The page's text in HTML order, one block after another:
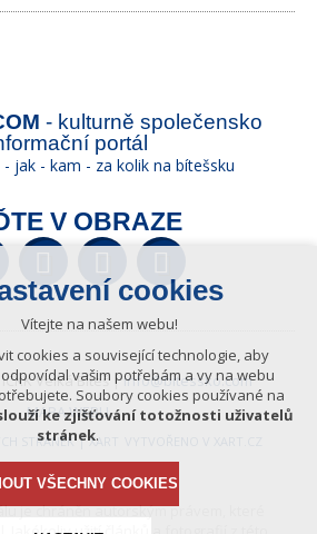
- kulturně společensko
portál
jak - kam - za kolik na bítešsku
V OBRAZE
Velká Bíteš |info@bitessko.com
MAPA WEBU
je chráněn autorským právem, které
cookies
Vítejte na našem webu!
cookies a související technologie, aby
vašim potřebám a vy na webu
Soubory cookies používané na
ke zjišťování totožnosti uživatelů
stránek.
VŠECHNY COOKIES